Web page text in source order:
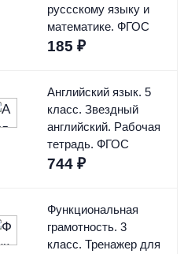
руссскому языку и
математике. ФГОС
185 ₽
Английский язык. 5
класс. Звездный
английский. Рабочая
тетрадь. ФГОС
744 ₽
Функциональная
грамотность. 3
класс. Тренажер для